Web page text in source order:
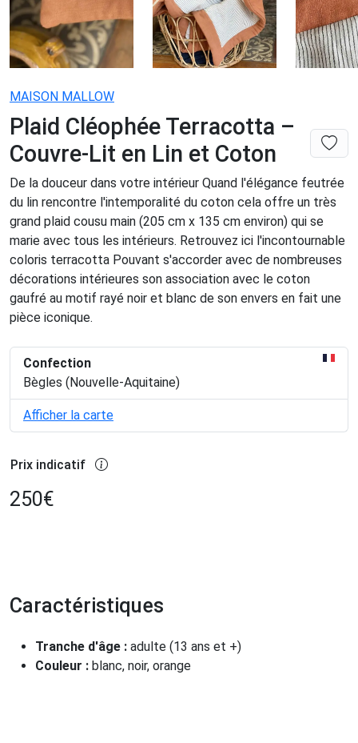
MAISON MALLOW
Plaid Cléophée Terracotta –
Couvre-Lit en Lin et Coton
De la douceur dans votre intérieur Quand l'élégance feutrée
du lin rencontre l'intemporalité du coton cela offre un très
grand plaid cousu main (205 cm x 135 cm environ) qui se
marie avec tous les intérieurs. Retrouvez ici l'incontournable
coloris terracotta Pouvant s'accorder avec de nombreuses
décorations intérieures son association avec le coton
gaufré au motif rayé noir et blanc de son envers en fait une
pièce iconique.
Confection
Bègles (Nouvelle-Aquitaine)
Afficher la carte
Prix indicatif
250€
Caractéristiques
Tranche d'âge : adulte (13 ans et +)
Couleur : blanc, noir, orange